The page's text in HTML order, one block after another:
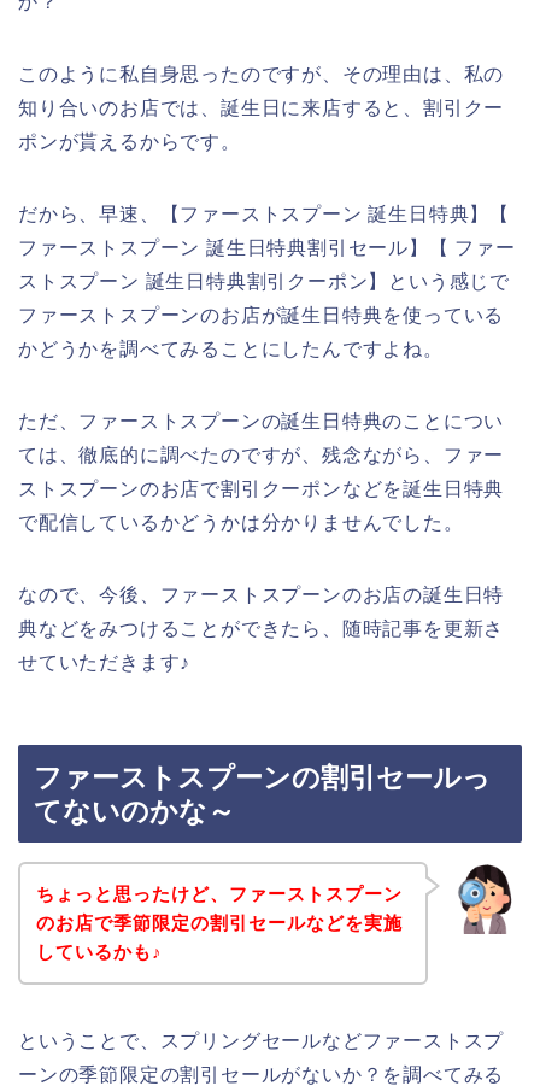
このように私自身思ったのですが、その理由は、私の
知り合いのお店では、誕生日に来店すると、割引クー
ポンが貰えるからです。
だから、早速、【ファーストスプーン 誕生日特典】【
ファーストスプーン 誕生日特典割引セール】【 ファー
ストスプーン 誕生日特典割引クーポン】という感じで
ファーストスプーンのお店が誕生日特典を使っている
かどうかを調べてみることにしたんですよね。
ただ、ファーストスプーンの誕生日特典のことについ
ては、徹底的に調べたのですが、残念ながら、ファー
ストスプーンのお店で割引クーポンなどを誕生日特典
で配信しているかどうかは分かりませんでした。
なので、今後、ファーストスプーンのお店の誕生日特
典などをみつけることができたら、随時記事を更新さ
せていただきます♪
ファーストスプーンの割引セールっ
てないのかな～
ちょっと思ったけど、ファーストスプーン
のお店で季節限定の割引セールなどを実施
しているかも♪
ということで、スプリングセールなどファーストスプ
ーンの季節限定の割引セールがないか？を調べてみる